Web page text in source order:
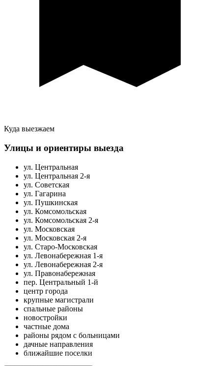
Куда выезжаем
Улицы и ориентиры выезда
ул. Центральная
ул. Центральная 2-я
ул. Советская
ул. Гагарина
ул. Пушкинская
ул. Комсомольская
ул. Комсомольская 2-я
ул. Московская
ул. Московская 2-я
ул. Старо-Московская
ул. Левонабережная 1-я
ул. Левонабережная 2-я
ул. Правонабережная
пер. Центральный 1-й
центр города
крупные магистрали
спальные районы
новостройки
частные дома
районы рядом с больницами
дачные направления
ближайшие поселки